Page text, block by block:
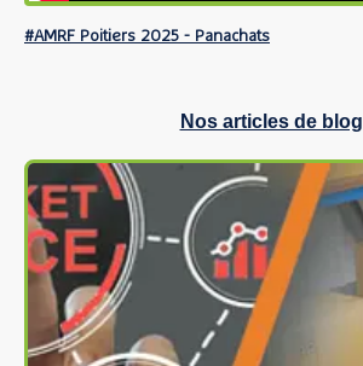
#AMRF Poitiers 2025 - Panachats
Nos articles de blog